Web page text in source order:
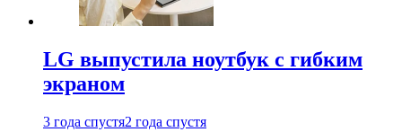
LG выпустила ноутбук с гибким
экраном
3 года спустя2 года спустя